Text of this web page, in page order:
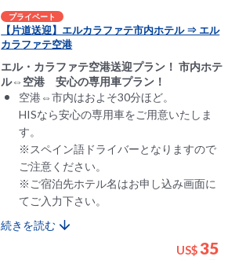
プライベート
【片道送迎】エルカラファテ市内ホテル ⇒ エル
カラファテ空港
エル・カラファテ空港送迎プラン！ 市内ホテ
ル⇔空港 安心の専用車プラン！
空港⇔市内はおよそ30分ほど。
HISなら安心の専用車をご用意いたしま
す。
※スペイン語ドライバーとなりますので
ご注意ください。
※ご宿泊先ホテル名はお申し込み画面に
てご入力下さい。
続きを読む
US$35